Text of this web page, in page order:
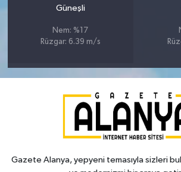
Güneşli
Nem: %17
Rüzgar: 6.39 m/s
Gazete Alanya, yepyeni temasıyla sizleri